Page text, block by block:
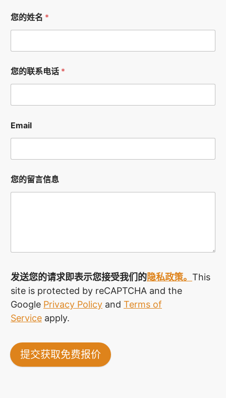
您的姓名 *
您的联系电话 *
Email
您的留言信息
发送您的请求即表示您接受我们的隐私政策。 This
site is protected by reCAPTCHA and the
Google Privacy Policy and Terms of
Service apply.
提交获取免费报价